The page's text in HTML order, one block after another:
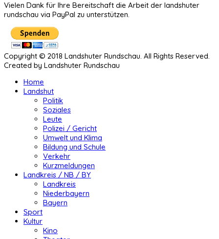
Vielen Dank für Ihre Bereitschaft die Arbeit der landshuter
rundschau via PayPal zu unterstützen.
Copyright © 2018 Landshuter Rundschau. All Rights Reserved.
Created by Landshuter Rundschau
Home
Landshut
Politik
Soziales
Leute
Polizei / Gericht
Umwelt und Klima
Bildung und Schule
Verkehr
Kurzmeldungen
Landkreis / NB / BY
Landkreis
Niederbayern
Bayern
Sport
Kultur
Kino